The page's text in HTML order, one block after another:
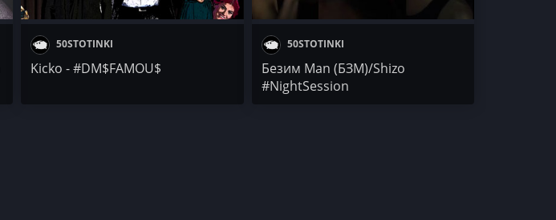
50STOTINKI
Kicko - #DM$FAMOU$
50STOTINKI
Безим Man (БЗМ)/Shizo
#NightSession